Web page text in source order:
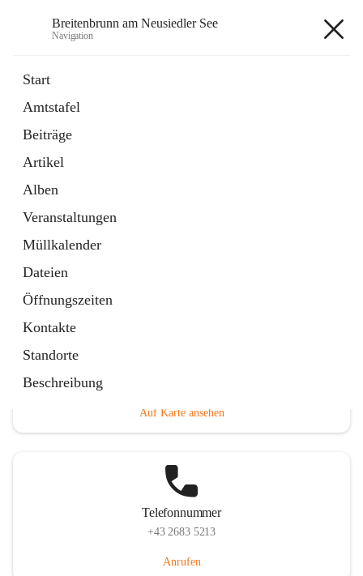
Breitenbrunn am Neusiedler See
Navigation
Start
Amtstafel
Beiträge
Artikel
Alben
Veranstaltungen
Müllkalender
Dateien
Öffnungszeiten
Kontakte
Standorte
Beschreibung
18 Schnellzugriffe
Gemeindeservice
Auf Karte ansehen
Telefonnummer
+43 2683 5213
Anrufen